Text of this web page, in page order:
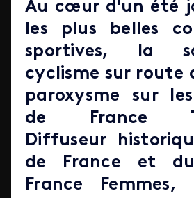
Au cœur d'un été
les plus belles
sportives, la
cyclisme sur route
paroxysme sur
de France
Diffuseur
de France et
France